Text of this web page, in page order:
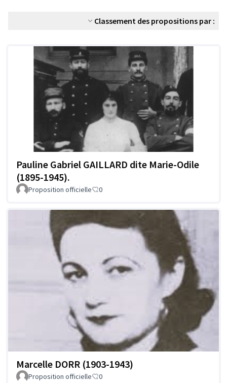
Classement des propositions par :
Pauline Gabriel GAILLARD dite Marie-Odile
(1895-1945).
Proposition officielle 0
Marcelle DORR (1903-1943)
Proposition officielle 0